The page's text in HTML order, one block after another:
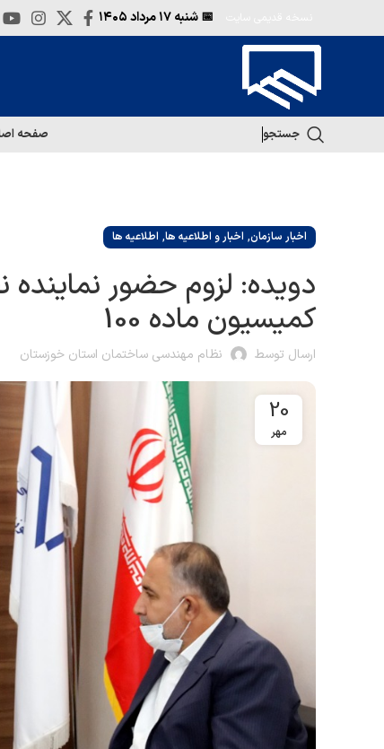
📅 شنبه
جستجو صفحه
اخبار سازمان, اخبار و اطلاعیه ها, اطلاعیه ها
دویده: لزوم حضور
کمیسیون ماده 100
ارسال توسط نظام مهندسی ساختمان استان خوزستان
20
مهر